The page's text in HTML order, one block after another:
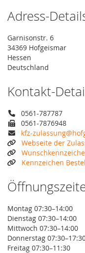
Adress-
Garnisonstr. 6
34369 Hofgeismar
Hessen
Deutschland
Kontakt-
0561-787787
0561-7876948
kfz-
Webseite der
Kennzeichen
Montag 07:30–14:00
Dienstag 07:30–14:00
Mittwoch 07:30–14:00
Donnerstag
Freitag 07:30–11:30